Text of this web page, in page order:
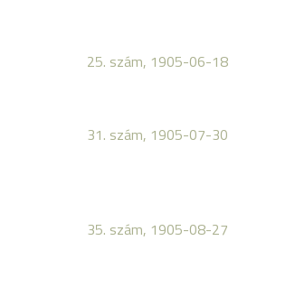
25. szám, 1905-06-18
31. szám, 1905-07-30
35. szám, 1905-08-27